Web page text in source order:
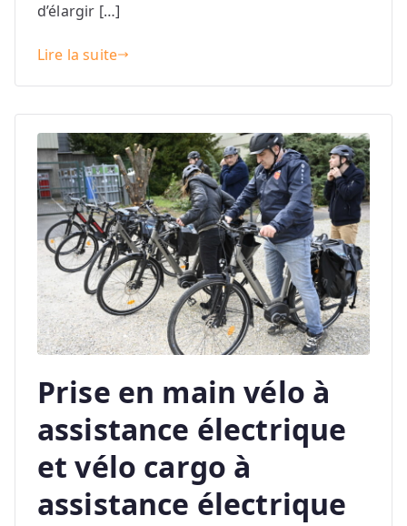
d’élargir […]
Lire la suite
Prise en main vélo à
assistance électrique
et vélo cargo à
assistance électrique